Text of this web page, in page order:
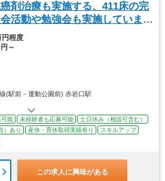
剤治療も実施する、411床の完
活動や勉強会も実施していま
円程度
～
(駅前－運動公園前) 赤岩口駅
可能 未経験者も応募可能
土日休み（相談可含む）
）あり 産休・育休取得実績有り
スキルアップ
この求人に興味がある